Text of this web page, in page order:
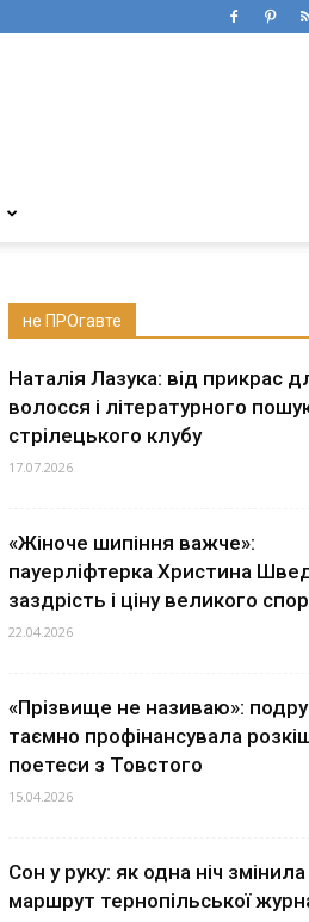
не ПРОгавте
Наталія Лазука: від прикрас
волосся і літературного
стрілецького клубу
17.07.2026
«Жіноче шипіння важче»:
пауерліфтерка Христина
заздрість і ціну великого
22.04.2026
«Прізвище не називаю»:
таємно профінансувала
поетеси з Товстого
15.04.2026
Сон у руку: як одна ніч змінила
маршрут тернопільської